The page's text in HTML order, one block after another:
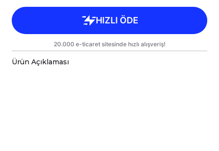
Ürün Açıklaması